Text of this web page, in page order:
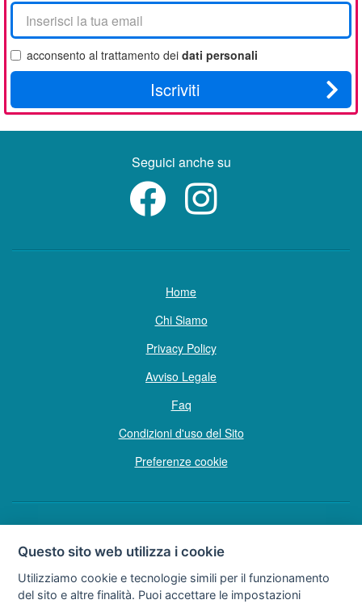
La
tua
email
acconsento al trattamento dei dati personali
Iscriviti
Seguici anche su
Home
Chi Siamo
Privacy Policy
Avviso Legale
Faq
Condizioni d'uso del Sito
Preferenze cookie
Copyright © Tutti i diritti sono riservati
Soggetto sottoposto a direzione e coordinamento della F.lli Dionisi S.r.L.
Questo sito web utilizza i cookie
Utilizziamo cookie e tecnologie simili per il funzionamento
del sito e altre finalità. Puoi accettare le impostazioni